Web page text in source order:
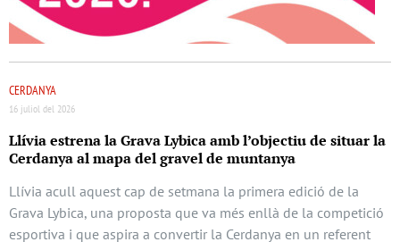
CERDANYA
16 juliol del 2026
Llívia estrena la Grava Lybica amb l’objectiu de situar la
Cerdanya al mapa del gravel de muntanya
Llívia acull aquest cap de setmana la primera edició de la
Grava Lybica, una proposta que va més enllà de la competició
esportiva i que aspira a convertir la Cerdanya en un referent